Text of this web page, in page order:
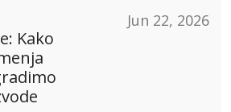
Kako
Jun 22, 2026